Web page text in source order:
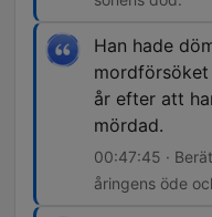
Han hade
år efter att
mördad.
00:47:45 ·
åringens öde